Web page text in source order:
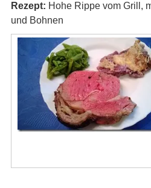
Rezept: Hohe Rippe vom Grill,
und Bohnen